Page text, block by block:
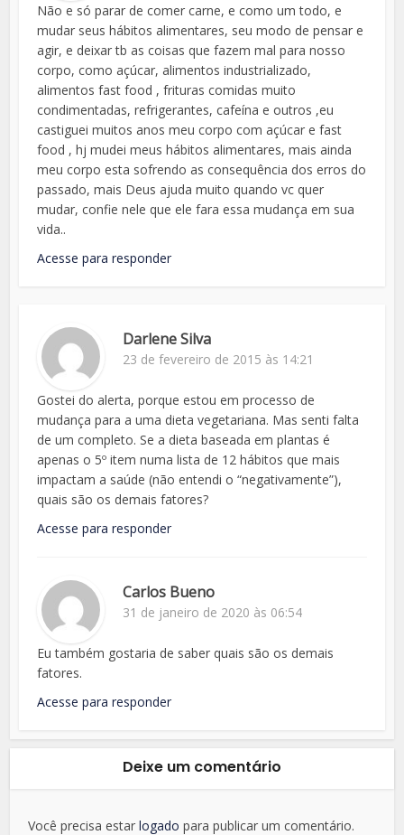
Não e só parar de comer carne, e como um todo, e
mudar seus hábitos alimentares, seu modo de pensar e
agir, e deixar tb as coisas que fazem mal para nosso
corpo, como açúcar, alimentos industrializado,
alimentos fast food , frituras comidas muito
condimentadas, refrigerantes, cafeína e outros ,eu
castiguei muitos anos meu corpo com açúcar e fast
food , hj mudei meus hábitos alimentares, mais ainda
meu corpo esta sofrendo as consequência dos erros do
passado, mais Deus ajuda muito quando vc quer
mudar, confie nele que ele fara essa mudança em sua
vida..
Acesse para responder
Darlene Silva
23 de fevereiro de 2015 às 14:21
Gostei do alerta, porque estou em processo de
mudança para a uma dieta vegetariana. Mas senti falta
de um completo. Se a dieta baseada em plantas é
apenas o 5º item numa lista de 12 hábitos que mais
impactam a saúde (não entendi o “negativamente”),
quais são os demais fatores?
Acesse para responder
Carlos Bueno
31 de janeiro de 2020 às 06:54
Eu também gostaria de saber quais são os demais
fatores.
Acesse para responder
Deixe um comentário
Você precisa estarlogado para publicar um comentário.